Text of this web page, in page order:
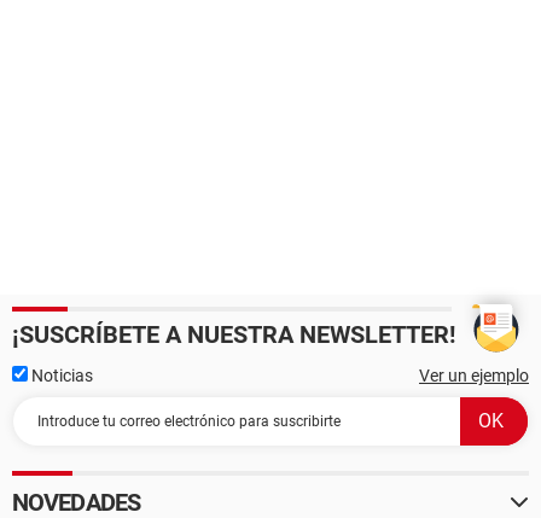
¡SUSCRÍBETE A NUESTRA NEWSLETTER!
Noticias Ver un ejemplo
NOVEDADES